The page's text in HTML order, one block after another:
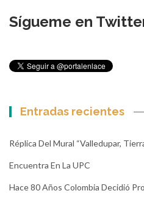
Sígueme en
Entradas recientes
Réplica Del Mural “Valledupar,
Encuentra En La UPC
Hace 80 Años Colombia Decidió